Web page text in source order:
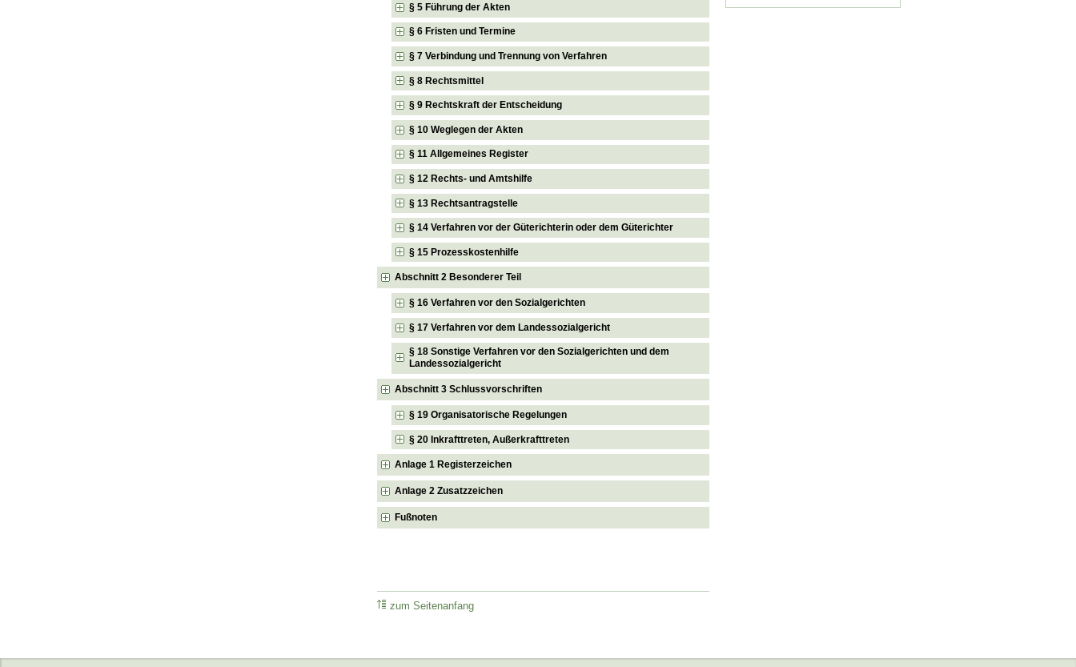
§ 5 Führung der Akten
§ 6 Fristen und Termine
§ 7 Verbindung und Trennung von Verfahren
§ 8 Rechtsmittel
§ 9 Rechtskraft der Entscheidung
§ 10 Weglegen der Akten
§ 11 Allgemeines Register
§ 12 Rechts- und Amtshilfe
§ 13 Rechtsantragstelle
§ 14 Verfahren vor der Güterichterin oder dem Güterichter
§ 15 Prozesskostenhilfe
Abschnitt 2 Besonderer Teil
§ 16 Verfahren vor den Sozialgerichten
§ 17 Verfahren vor dem Landessozialgericht
§ 18 Sonstige Verfahren vor den Sozialgerichten und dem
Landessozialgericht
Abschnitt 3 Schlussvorschriften
§ 19 Organisatorische Regelungen
§ 20 Inkrafttreten, Außerkrafttreten
Anlage 1 Registerzeichen
Anlage 2 Zusatzzeichen
Fußnoten
zum Seitenanfang